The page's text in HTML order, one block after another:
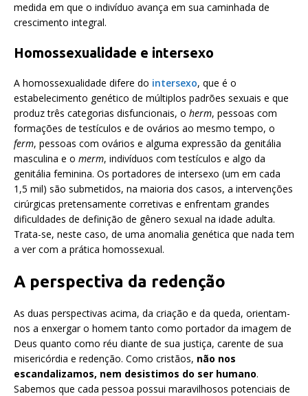
medida em que o indivíduo avança em sua caminhada de
crescimento integral.
Homossexualidade e intersexo
A homossexualidade difere do intersexo, que é o
estabelecimento genético de múltiplos padrões sexuais e que
produz três categorias disfuncionais, o herm, pessoas com
formações de testículos e de ovários ao mesmo tempo, o
ferm, pessoas com ovários e alguma expressão da genitália
masculina e o merm, indivíduos com testículos e algo da
genitália feminina. Os portadores de intersexo (um em cada
1,5 mil) são submetidos, na maioria dos casos, a intervenções
cirúrgicas pretensamente corretivas e enfrentam grandes
dificuldades de definição de gênero sexual na idade adulta.
Trata-se, neste caso, de uma anomalia genética que nada tem
a ver com a prática homossexual.
A perspectiva da redenção
As duas perspectivas acima, da criação e da queda, orientam-
nos a enxergar o homem tanto como portador da imagem de
Deus quanto como réu diante de sua justiça, carente de sua
misericórdia e redenção. Como cristãos, não nos
escandalizamos, nem desistimos do ser humano.
Sabemos que cada pessoa possui maravilhosos potenciais de